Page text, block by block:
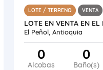
LOTE / TERRENO VENTA
LOTE EN VENTA EN EL
El Peñol, Antioquia
0
Alcobas
0
Baño(s)